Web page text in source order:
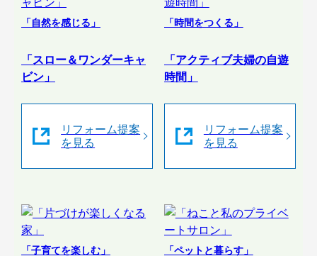
「自然を感じる」
「スロー＆ワンダーキャ
ビン」
リフォーム提案
を見る
「時間をつくる」
「アクティブ夫婦の自遊
時間」
リフォーム提案
を見る
「子育てを楽しむ」 「ペットと暮らす」